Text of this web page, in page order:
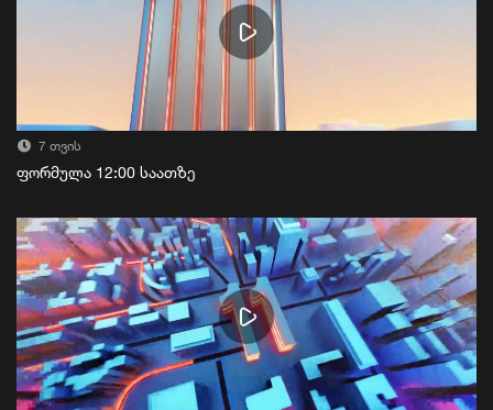
7 თვის
ფორმულა 12:00 საათზე